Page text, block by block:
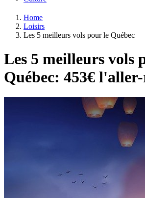
Home
Loisirs
Les 5 meilleurs vols pour le Québec
Les 5 meilleurs vols
Québec: 453€